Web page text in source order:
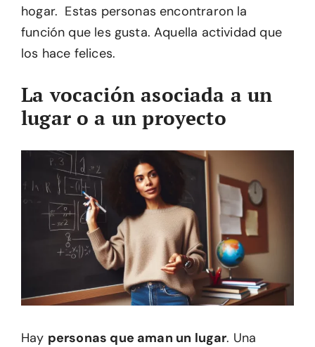
hogar. Estas personas encontraron la
función que les gusta. Aquella actividad que
los hace felices.
La vocación asociada a un
lugar o a un proyecto
Hay personas que aman un lugar. Una